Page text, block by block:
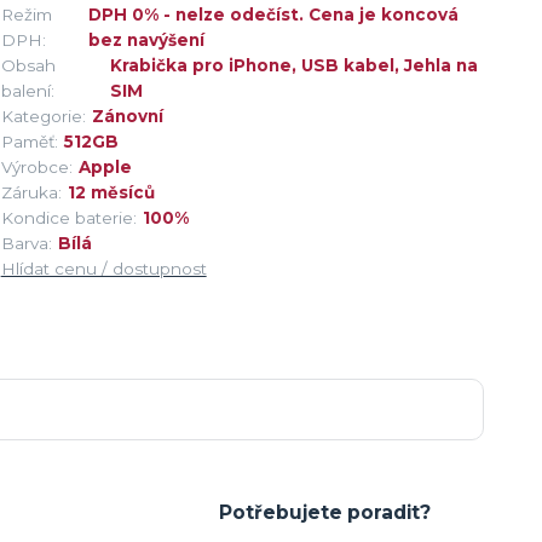
Režim
DPH:
DPH 0% - nelze odečíst. Cena je koncová
bez navýšení
Obsah
balení:
Krabička pro iPhone, USB kabel, Jehla na
SIM
Kategorie: Zánovní
Paměť: 512GB
Výrobce: Apple
Záruka: 12 měsíců
Kondice baterie: 100%
Barva: Bílá
Hlídat cenu / dostupnost
Potřebujete poradit?